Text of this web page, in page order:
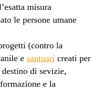
misura
le persone umane
(contro la
e santuaricreati per
di sevizie,
e la